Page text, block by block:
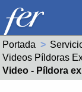
Portada
Videos Píldoras
Actual:
Video - Píldora express de